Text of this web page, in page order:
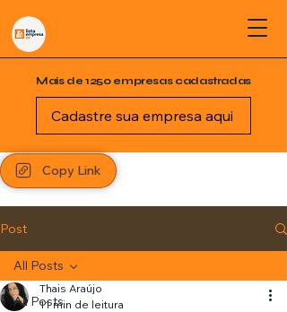
Mais de 1250 empresas cadastradas
Cadastre sua empresa aqui
Copy Link
Post
All Posts
All Posts
Thais Araújo
11 min de leitura